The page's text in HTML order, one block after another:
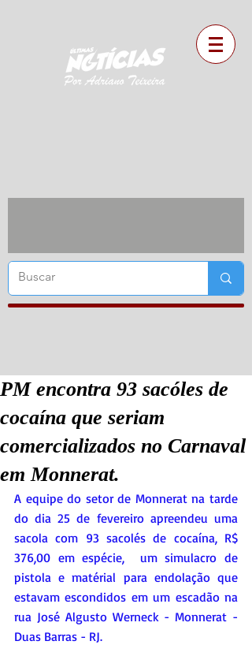
PM encontra 93 sacóles de
cocaína que seriam
comercializados no Carnaval
em Monnerat.
A equipe do setor de Monnerat na tarde
do dia 25 de fevereiro apreendeu uma
sacola com 93 sacolés de cocaína, R$
376,00 em espécie,  um simulacro de
pistola e matérial para endolação que
estavam escondidos em um escadão na
rua José Algusto Werneck - Monnerat -
Duas Barras - RJ.